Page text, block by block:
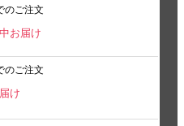
のご注文
お届け
のご注文
け